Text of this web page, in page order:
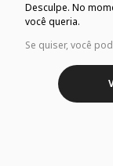
Desculpe. No
você queria.
Se quiser, você